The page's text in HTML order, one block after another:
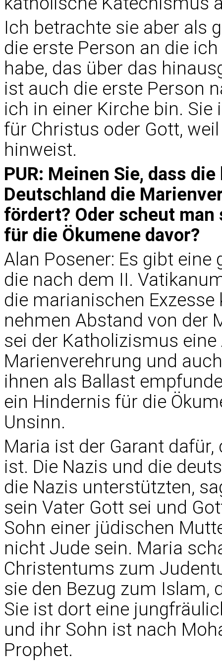
Ich betrachte sie aber als
die erste Person an die
habe, das über das
ist auch die erste Person
ich in einer Kirche bin. Sie
für Christus oder Gott,
hinweist.
PUR: Meinen Sie, dass
Deutschland die
fördert? Oder scheut
für die Ökumene davor?
Alan Posener: Es gibt eine
die nach dem II.
die marianischen
nehmen Abstand von der
sei der Katholizismus
Marienverehrung und
ihnen als Ballast
ein Hindernis für die
Unsinn.
Maria ist der Garant
ist. Die Nazis und die
die Nazis unterstützten,
sein Vater Gott sei und
Sohn einer jüdischen
nicht Jude sein. Maria
Christentums zum
sie den Bezug zum Islam,
Sie ist dort eine
und ihr Sohn ist nach
Prophet.